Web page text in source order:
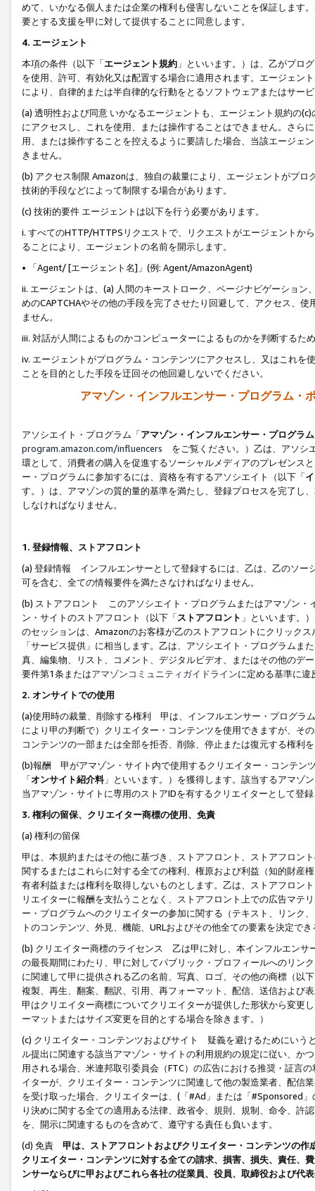
めて、いかなる個人または企業の権利も侵害しないことを保証します
要とする支援を甲に対して提供することに同意します。
4. エージェント
本項の条件（以下「エージェント規約 」といいます。）は、乙がプロ
を使用、許可、有効化又は配置する場合に適用されます。エージェン
により、自律的または半自律的な行動をとるソフトウェアまたはサー
(a) 透明性および同意 いかなるエージェントも、エージェント規約の
にアクセスし、これを使用、または操作することはできません。さら
用、または操作することを控えるように要請した場合、当該エージェ
きません。
(b) アクセス制限 Amazonは、独自の裁量により、エージェントがプ
技術的手段などによって制限する場合があります。
(c) 技術的要件 エージェントは以下を行う必要があります。
i. すべてのHTTP/HTTPSリクエストで、リクエストがエージェントか
ることにより、エージェントの名前を開示します。
• 「Agent/ [エージェント名]」(例: Agent/AmazonAgent)
ii. エージェントは、(a) 人間のキーストローク、ページナビゲーショ
めのCAPTCHAやその他の手段を完了させたり回避して、アクセス、
ません。
iii. 対話が人間によるものかコンピューターによるものかを判断するた
iv. エージェントがプログラム・コンテンツにアクセスし、又はこれ
ことを目的とした手段を迂回その他回避しないでください。
アマゾン・インフルエンサー・プログラム・
アソシエイト・プログラム「アマゾン・インフルエンサー・プログラム
program.amazon.com/influencers をご覧ください。）乙は、アソシ
環として、消費者の購入を促進するソーシャルメディアのプレゼンス
ー・プログラムに参加するには、資格を有するアソシエイト（以下「
す。）は、アマゾンの質的量的基準を満たし、登録プロセスを完了し、
しなければなりません。
1. 登録情報、ストアフロント
(a) 登録情報 インフルエンサーとして登録するには、乙は、乙のソー
可を含む、全ての情報要件を満たさなければなりません。
(b) ストアフロント このアソシエイト・プログラムまたはアマゾン・
ン・サイトのストアフロント（以下「ストアフロント 」といいます。
のセッションは、Amazonのお客様が乙のストアフロントにクリック
「サービス提供」に相当します。乙は、アソシエイト・プログラム
真、編集物、リスト、コメント、デジタルビデオ、またはその他のデ
要件第1条またはアマゾンコミュニティガイドラインに定める基準に違
2. オンサイトでの使用
(a)使用時の裁量、削除する権利 甲は、インフルエンサー・プログラ
により甲の判断で）クリエイター・コンテンツを使用できますが、そ
コンテンツの一部または全部を拒否、削除、停止または復元する権利
(b)報酬 甲がアマゾン・サイト内で使用するクリエイター・コンテン
「オンサイト紹介料」といいます。）を獲得します。該当するアマゾ
当アマゾン・サイトに専用のストアIDを有するクリエイターとして登
3. 権利の留保、クリエイター商標の使用、免責
(a) 権利の留保
甲は、本規約またはその他に基づき、ストアフロント、ストアフロン
関するまたはこれらに対する全ての権利、権原および利益（知的財産
有者利益または権利を取得しないものとします。乙は、ストアフロン
リエイターに報酬を支払うことなく、ストアフロント上での広告マテ
ー・プログラムへのクリエイターの参加に関する（テキスト、リンク
トのコンテンツ、外見、機能、URLおよびその他全ての要素を決定で
(b) クリエイター商標のライセンス 乙は甲に対し、本インフルエンサ
の最長期間にわたり、甲に対してパブリック・プロフィールへのリン
に関連して甲に提供される乙の名前、写真、ロゴ、その他の商標（以
複製、再生、翻案、翻訳、引用、再フォーマット、配信、送信および
甲はクリエイター商標についてクリエイターが提供した形状から変更
ーマットまたはサイズ変更を目的とする場合を除きます。）
(c) クリエイター・コンテンツおよびサイト 疑義を避けるためにいう
ル提出に関連する該当アマゾン・サイトの利用規約の規定に従い、か
用される場合、米連邦取引委員会（FTC）の広告における推奨・証言
イターが、クリエイター・コンテンツに関連して他の製造業者、配信
を受け取った場合、クリエイターは、(「#Ad」または「#Sponsored
り決めに関する全ての適用ある法律、政省令、規則、規制、命令、許
を、開示に関連するものを含めて、遵守する責任も負います。
(d) 免責 甲は、ストアフロントおよびクリエイター・コンテンツの
クリエイター・コンテンツに対する全ての請求、損害、損失、責任、
ンサーならびに甲およびこれら各社の従業員、役員、取締役および代